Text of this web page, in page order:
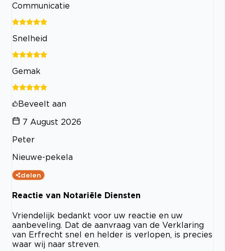
Communicatie
Snelheid
Gemak
Beveelt aan
7 August 2026
Peter
Nieuwe-pekela
delen
Reactie van Notariële Diensten
Vriendelijk bedankt voor uw reactie en uw
aanbeveling. Dat de aanvraag van de Verklaring
van Erfrecht snel en helder is verlopen, is precies
waar wij naar streven.